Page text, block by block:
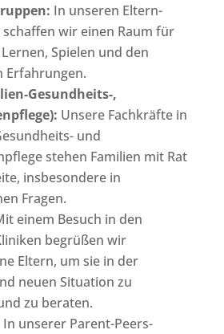
In unseren Eltern-
wir einen Raum für
Spielen und den
Erfahrungen.
Gesundheits-,
Unsere Fachkräfte in
und
stehen Familien mit Rat
insbesondere in
Fragen.
einem Besuch in den
begrüßen wir
Eltern, um sie in der
neuen Situation zu
zu beraten.
In unserer Parent-Peers-